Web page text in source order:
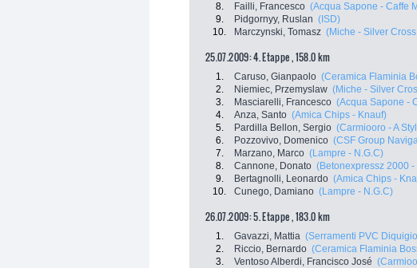
8.
Failli, Francesco (Acqua Sapone - Caffe
9.
Pidgornyy, Ruslan (ISD)
10.
Marczynski, Tomasz (Miche - Silver
25.07.2009: 4. Etappe , 158.0 km
1. Caruso, Gianpaolo (Ceramica Flaminia
2.
Niemiec, Przemyslaw (Miche - Silver
3.
Masciarelli, Francesco (Acqua Sapone -
4.
Anza, Santo (Amica Chips - Knauf)
5.
Pardilla Bellon, Sergio (Carmiooro - A
6.
Pozzovivo, Domenico (CSF Group
7.
Marzano, Marco (Lampre - N.G.C)
8.
Cannone, Donato (Betonexpressz 2000
9.
Bertagnolli, Leonardo (Amica Chips -
10.
Cunego, Damiano (Lampre - N.G.C)
26.07.2009: 5. Etappe , 183.0 km
1. Gavazzi, Mattia (Serramenti PVC
2.
Riccio, Bernardo (Ceramica Flaminia
3.
Ventoso Alberdi, Francisco José